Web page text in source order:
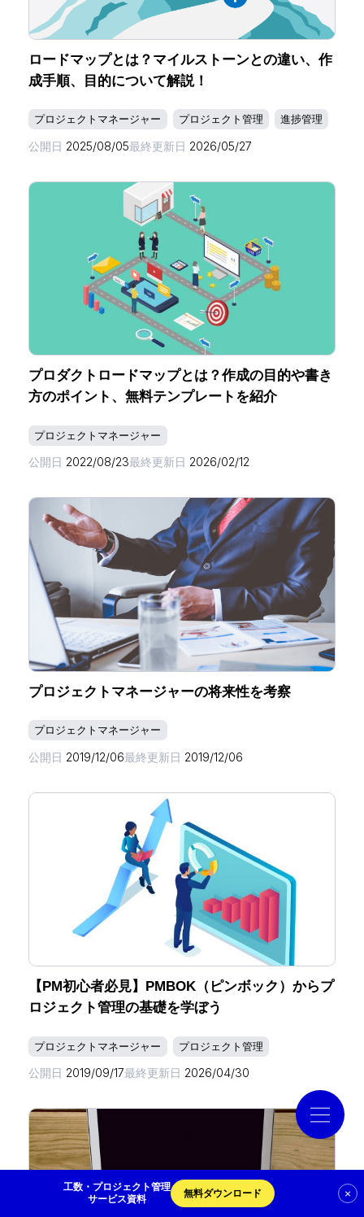
ホーム
機能一覧
目的・活用シーン
導入事例
お役立ち資料
クラウドログ PC管理
ロードマップとは？マイルストーンとの違い、作
成手順、目的について解説！
プロジェクトマネージャー プロジェクト管理 進捗管理
公開日 2025/08/05最終更新日 2026/05/27
プロダクトロードマップとは？作成の目的や書き
方のポイント、無料テンプレートを紹介
プロジェクトマネージャー
公開日 2022/08/23最終更新日 2026/02/12
プロジェクトマネージャーの将来性を考察
プロジェクトマネージャー
公開日 2019/12/06最終更新日 2019/12/06
【PM初心者必見】PMBOK（ピンボック）からプ
ロジェクト管理の基礎を学ぼう
プロジェクトマネージャー プロジェクト管理
公開日 2019/09/17最終更新日 2026/04/30
工数・プロジェクト管理
サービス資料
無料ダウンロード ×